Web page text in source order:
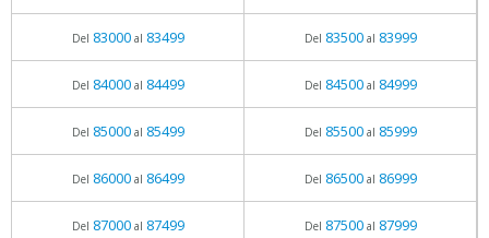
Del 83000al 83499 Del 83500al 83999
Del 84000al 84499 Del 84500al 84999
Del 85000al 85499 Del 85500al 85999
Del 86000al 86499 Del 86500al 86999
Del 87000al 87499 Del 87500al 87999